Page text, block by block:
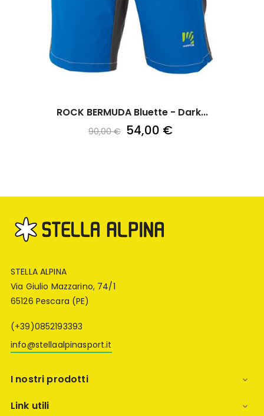
ROCK BERMUDA Bluette - Dark...
90,00 € 54,00 €
STELLA ALPINA
Via Giulio Mazzarino, 74/1
65126 Pescara (PE)
(+39)0852193393
info@stellaalpinasport.it
I nostri prodotti 
Link utili 